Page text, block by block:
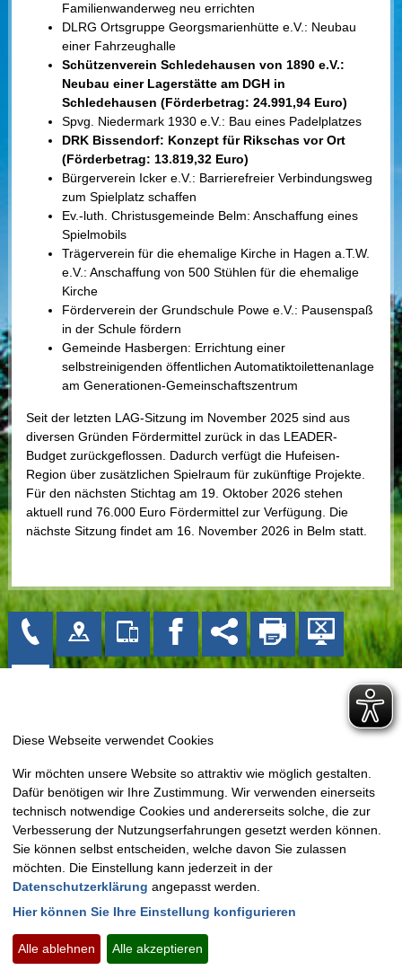
Familienwanderweg neu errichten
DLRG Ortsgruppe Georgsmarienhütte e.V.: Neubau
einer Fahrzeughalle
Schützenverein Schledehausen von 1890 e.V.:
Neubau einer Lagerstätte am DGH in
Schledehausen (Förderbetrag: 24.991,94 Euro)
Spvg. Niedermark 1930 e.V.: Bau eines Padelplatzes
DRK Bissendorf: Konzept für Rikschas vor Ort
(Förderbetrag: 13.819,32 Euro)
Bürgerverein Icker e.V.: Barrierefreier Verbindungsweg
zum Spielplatz schaffen
Ev.-luth. Christusgemeinde Belm: Anschaffung eines
Spielmobils
Trägerverein für die ehemalige Kirche in Hagen a.T.W.
e.V.: Anschaffung von 500 Stühlen für die ehemalige
Kirche
Förderverein der Grundschule Powe e.V.: Pausenspaß
in der Schule fördern
Gemeinde Hasbergen: Errichtung einer
selbstreinigenden öffentlichen Automatiktoilettenanlage
am Generationen-Gemeinschaftszentrum
Seit der letzten LAG-Sitzung im November 2025 sind aus
diversen Gründen Fördermittel zurück in das LEADER-
Budget zurückgeflossen. Dadurch verfügt die Hufeisen-
Region über zusätzlichen Spielraum für zukünftige Projekte.
Für den nächsten Stichtag am 19. Oktober 2026 stehen
aktuell rund 76.000 Euro Fördermittel zur Verfügung. Die
nächste Sitzung findet am 16. November 2026 in Belm statt.
Gemeinde Bissendorf
Kirchplatz 1
49143 Bissendorf
Tel: 05402 404-0
Fax: 05402 404-133
info@bissendorf.de
Montag - Freitag:
09.00 Uhr - 12.00 Uhr
Montags zusätzlich:
15.00 Uhr - 18.30 Uhr
Wir möchten unsere Website so attraktiv wie möglich gestalten.
Dafür benötigen wir Ihre Zustimmung. Wir verwenden einerseits
technisch notwendige Cookies und andererseits solche, die zur
Verbesserung der Nutzungserfahrungen gesetzt werden können.
Sie können selbst entscheiden, welche davon Sie zulassen
möchten. Die Einstellung kann jederzeit in der
Datenschutzerklärung angepasst werden.
Hier können Sie Ihre Einstellung konfigurieren
Alle ablehnen Alle akzeptieren